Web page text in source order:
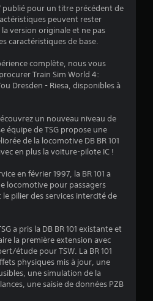
:
6
é
t
i
l
e
publié pour un titre précédent de
peuvent rester
version originale et ne pas
caractéristiques de base.
complète, nous vous
Train Sim World 4:
Dresden - Riesa, disponibles à
un nouveau niveau de
équipe de TSG propose une
de la locomotive DB BR 101
en plus la voiture-pilote IC !
en février 1997, la BR 101 a
locomotive pour passagers
pilier des services intercité de
a pris la DB BR 101 existante et
la première extension avec
étude pour TSW. La BR 101
physiques mis à jour, une
une simulation de la
une saisie de données PZB